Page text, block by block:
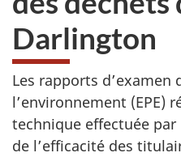
Darlington
Les rapports
l’environnement (EPE)
technique effectuée par
de l’efficacité des